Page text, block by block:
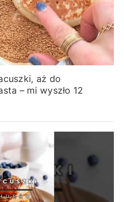
aż do
– mi wyszło 12